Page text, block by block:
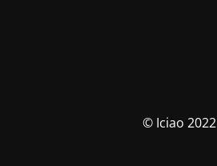
© Iciao 2022